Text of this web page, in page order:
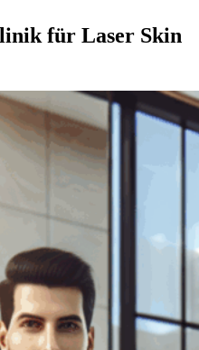
für Laser Skin